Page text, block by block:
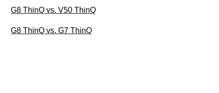
G8 ThinQ vs. V50 ThinQ
G8 ThinQ vs. G7 ThinQ